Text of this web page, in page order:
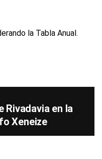
Rivadavia en la
Xeneize